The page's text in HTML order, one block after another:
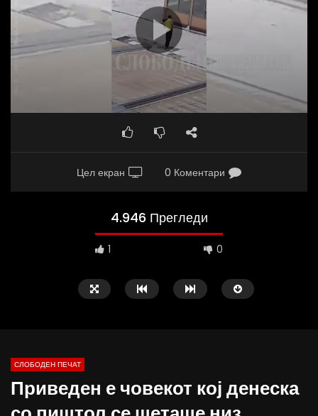
Цел екран 0 Коментари
4.946 Прегледи
1 0
10:25 12:51
СЛОБОДЕН ПЕЧАТ
Приведен е човекот кој денеска